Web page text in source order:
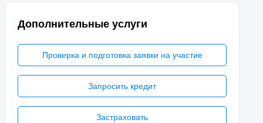
Дополнительные услуги
Проверка и подготовка заявки на участие
Запросить кредит
Застраховать